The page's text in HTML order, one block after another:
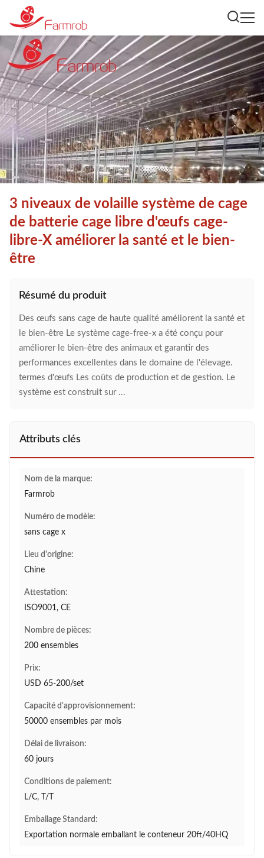
3 niveaux de volaille système de cage
de batterie cage libre d'œufs cage-
libre-X améliorer la santé et le bien-
être
Résumé du produit
Des œufs sans cage de haute qualité améliorent la santé et
le bien-être Le système cage-free-x a été conçu pour
améliorer le bien-être des animaux et garantir des
performances excellentes dans le domaine de l'élevage.
termes d'œufs Les coûts de production et de gestion. Le
système est construit sur ...
Attributs clés
Nom de la marque:
Farmrob
Numéro de modèle:
sans cage x
Lieu d'origine:
Chine
Attestation:
ISO9001, CE
Nombre de pièces:
200 ensembles
Prix:
USD 65-200/set
Capacité d'approvisionnement:
50000 ensembles par mois
Délai de livraison:
60 jours
Conditions de paiement:
L/C, T/T
Emballage Standard:
Exportation normale emballant le conteneur 20ft/40HQ